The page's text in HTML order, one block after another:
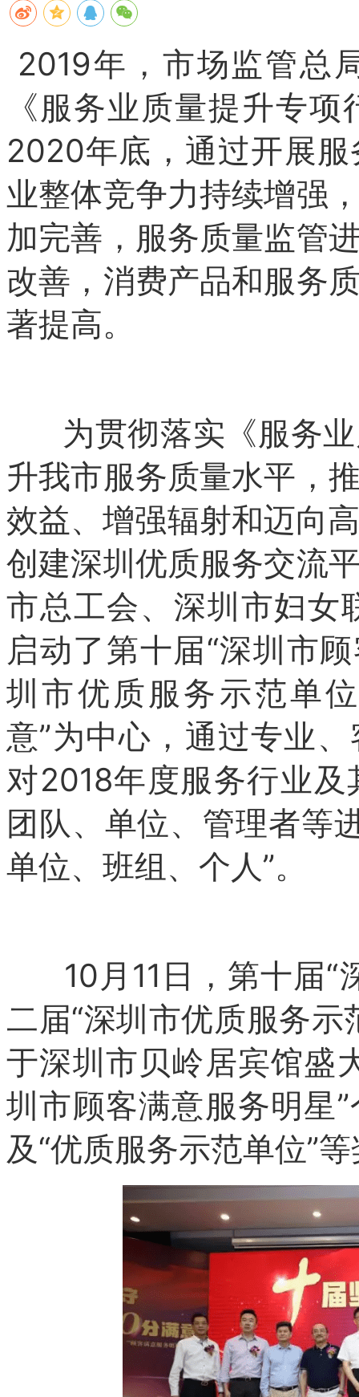
2019年，市场监管总
《服务业质量提升专
2020年底，通过开展
业整体竞争力持续增强
加完善，服务质量监管
改善，消费产品和服务
著提高。
为贯彻落实《服务业
升我市服务质量水平，
效益、增强辐射和迈向
创建深圳优质服务交流
市总工会、深圳市妇
启动了第十届“深圳市
圳市优质服务示范单
意”为中心，通过专业
对2018年度服务行业
团队、单位、管理者等
单位、班组、个人”。
10月11日，第十届“
二届“深圳市优质服务
于深圳市贝岭居宾馆盛
圳市顾客满意服务明星
及“优质服务示范单位”